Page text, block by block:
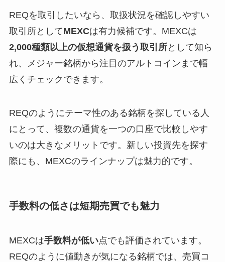
REQを取引したいなら、取扱状況を確認しやすい
取引所としてMEXCは有力候補です。MEXCは
2,000種類以上の仮想通貨を扱う取引所として知ら
れ、メジャー銘柄から注目のアルトコインまで幅
広くチェックできます。
REQのようにテーマ性のある銘柄を探している人
にとって、複数の通貨を一つの口座で比較しやす
いのは大きなメリットです。新しい投資先を探す
際にも、MEXCのラインナップは魅力的です。
手数料の低さは短期売買でも魅力
MEXCは手数料が低い点でも評価されています。
REQのように値動きが気になる銘柄では、売買コ